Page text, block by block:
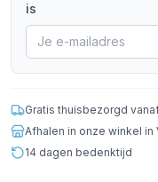
is
Gratis thuisbezorgd
Afhalen in onze winkel in
14 dagen bedenktijd